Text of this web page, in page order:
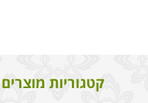
קטגוריות מוצרים